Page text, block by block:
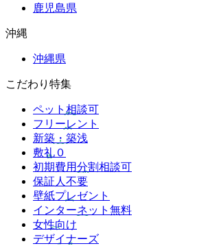
鹿児島県
沖縄
沖縄県
こだわり特集
ペット相談可
フリーレント
新築・築浅
敷礼０
初期費用分割相談可
保証人不要
壁紙プレゼント
インターネット無料
女性向け
デザイナーズ